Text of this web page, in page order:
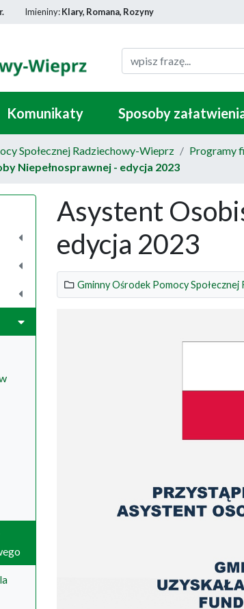
Imieniny:Klary, Romana, Rozyny
Komunikaty Sposoby
Społecznej Radziechowy-Wieprz
Programy
Niepełnosprawnej - edycja 2023
Asystent
edycja 2023
Gminny Ośrodek Pomocy